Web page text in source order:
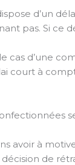
d’un
pas. Si ce
cas d’une
court à
avoir à
de